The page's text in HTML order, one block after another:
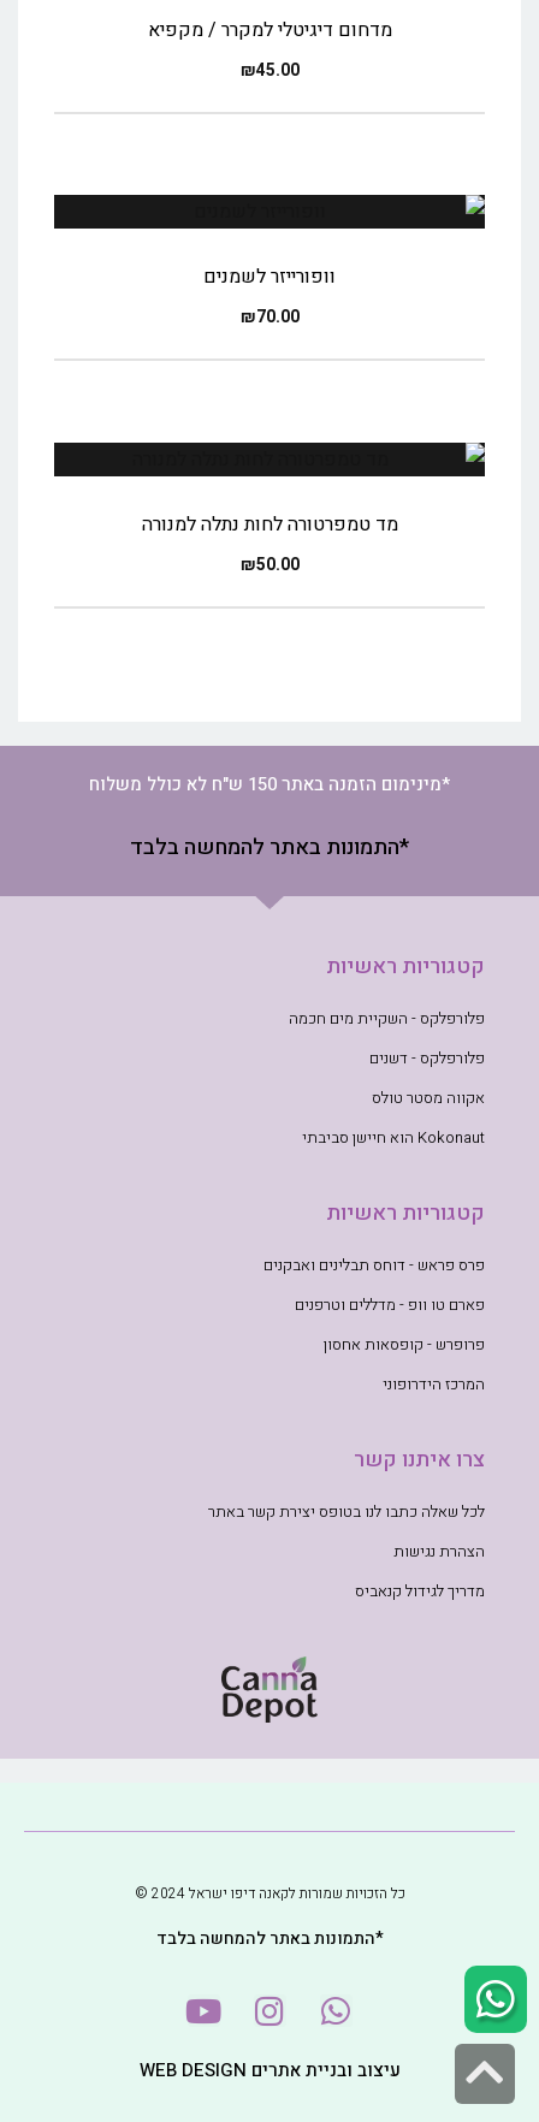
מדחום דיגיטלי למקרר / מקפיא
₪45.00
וופורייזר לשמנים
₪70.00
מד טמפרטורה לחות נתלה למנורה
₪50.00
*מינימום הזמנה באתר 150 ש"ח לא כולל משלוח
*התמונות באתר להמחשה בלבד
קטגוריות ראשיות
פלורפלקס - השקיית מים חכמה
פלורפלקס - דשנים
אקווה מסטר טולס
Kokonaut הוא חיישן סביבתי
קטגוריות ראשיות
פרס פראש - דוחס תבלינים ואבקנים
פארם טו וופ - מדללים וטרפנים
פרופרש - קופסאות אחסון
המרכז הידרופוני
צרו איתנו קשר
לכל שאלה כתבו לנו בטופס יצירת קשר באתר
הצהרת נגישות
מדריך לגידול קנאביס
כל הזכויות שמורות לקאנה דיפו ישראל 2024 ©
*התמונות באתר להמחשה בלבד
עיצוב ובניית אתרים WEB DESIGNגלילה